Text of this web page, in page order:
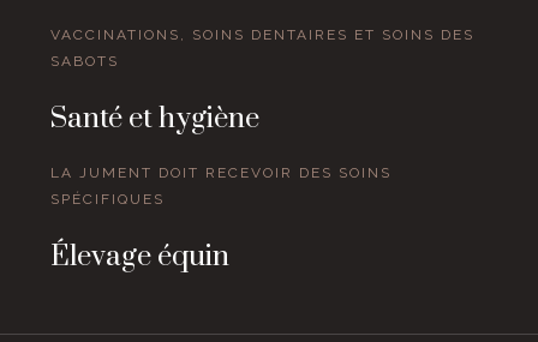
VACCINATIONS, SOINS DENTAIRES ET SOINS DES
SABOTS
Santé et hygiène
LA JUMENT DOIT RECEVOIR DES SOINS
SPÉCIFIQUES
Élevage équin